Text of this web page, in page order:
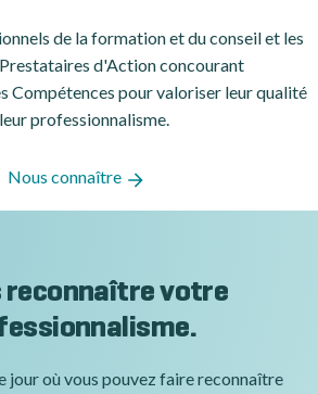
de la formation et du conseil et les
d'Action concourant
Compétences pour valoriser leur qualité
professionnalisme.
Nous connaître
reconnaître votre
jour où vous pouvez faire reconnaître